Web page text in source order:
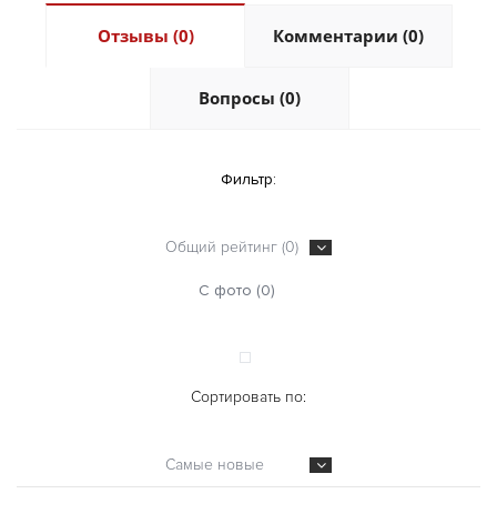
Отзывы (0) Комментарии (0)
Вопросы (0)
Фильтр:
Общий рейтинг (0)
С фото (0)
Сортировать по:
Самые новые